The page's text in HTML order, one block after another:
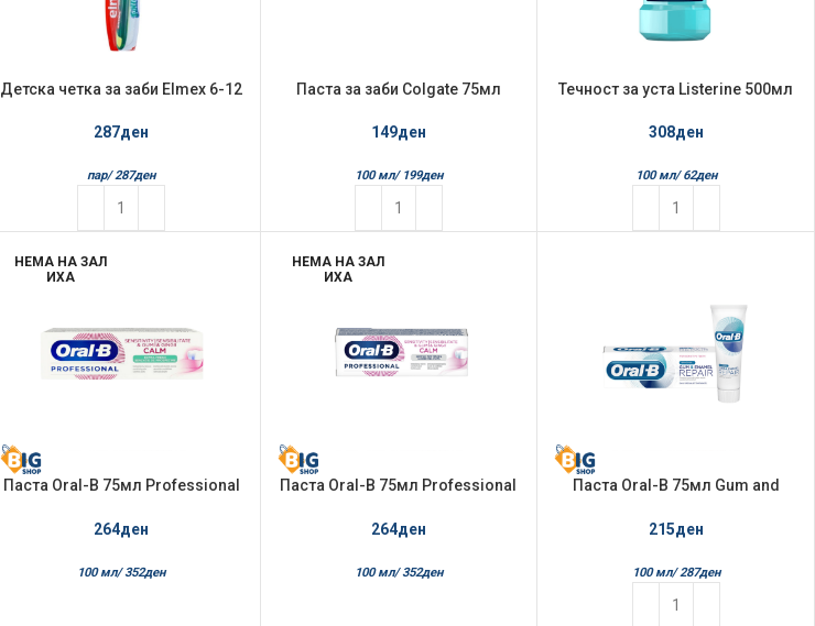
Детска четка за заби Elmex 6-12
287ден
пар/ 287ден
Паста за заби Colgate 75мл
149ден
100 мл/ 199ден
Течност за уста Listerine 500мл
308ден
100 мл/ 62ден
НЕМА НА ЗАЛ
ИХА
Паста Oral-B 75мл Professional
Fresh
264ден
100 мл/ 352ден
НЕМА НА ЗАЛ
ИХА
Паста Oral-B 75мл Professional
Whitening
264ден
100 мл/ 352ден
Паста Oral-B 75мл Gum and
215ден
100 мл/ 287ден